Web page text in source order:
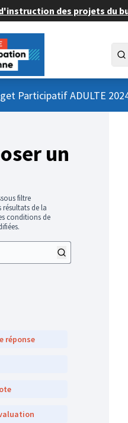
des projets du
Participatif ADULTE
un
filtre
de la
conditions de
réponse